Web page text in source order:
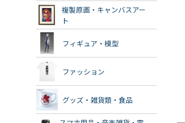
複製原画・キャンバスアー
ト
フィギュア・模型
ファッション
グッズ・雑貨類・食品